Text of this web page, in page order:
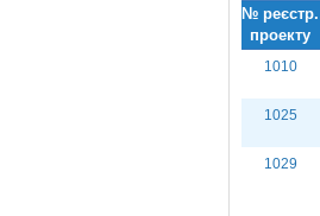
№ реєстр.
проекту
1010
1025
1029